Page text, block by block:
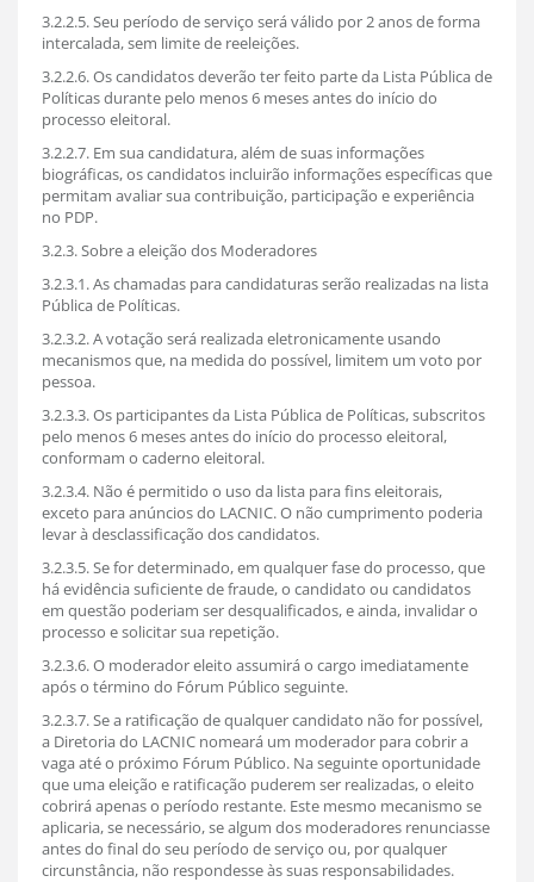
3.2.2.5. Seu período de serviço será válido por 2 anos de forma
intercalada, sem limite de reeleições.
3.2.2.6. Os candidatos deverão ter feito parte da Lista Pública de
Políticas durante pelo menos 6 meses antes do início do
processo eleitoral.
3.2.2.7. Em sua candidatura, além de suas informações
biográficas, os candidatos incluirão informações específicas que
permitam avaliar sua contribuição, participação e experiência
no PDP.
3.2.3. Sobre a eleição dos Moderadores
3.2.3.1. As chamadas para candidaturas serão realizadas na lista
Pública de Políticas.
3.2.3.2. A votação será realizada eletronicamente usando
mecanismos que, na medida do possível, limitem um voto por
pessoa.
3.2.3.3. Os participantes da Lista Pública de Políticas, subscritos
pelo menos 6 meses antes do início do processo eleitoral,
conformam o caderno eleitoral.
3.2.3.4. Não é permitido o uso da lista para fins eleitorais,
exceto para anúncios do LACNIC. O não cumprimento poderia
levar à desclassificação dos candidatos.
3.2.3.5. Se for determinado, em qualquer fase do processo, que
há evidência suficiente de fraude, o candidato ou candidatos
em questão poderiam ser desqualificados, e ainda, invalidar o
processo e solicitar sua repetição.
3.2.3.6. O moderador eleito assumirá o cargo imediatamente
após o término do Fórum Público seguinte.
3.2.3.7. Se a ratificação de qualquer candidato não for possível,
a Diretoria do LACNIC nomeará um moderador para cobrir a
vaga até o próximo Fórum Público. Na seguinte oportunidade
que uma eleição e ratificação puderem ser realizadas, o eleito
cobrirá apenas o período restante. Este mesmo mecanismo se
aplicaria, se necessário, se algum dos moderadores renunciasse
antes do final do seu período de serviço ou, por qualquer
circunstância, não respondesse às suas responsabilidades.